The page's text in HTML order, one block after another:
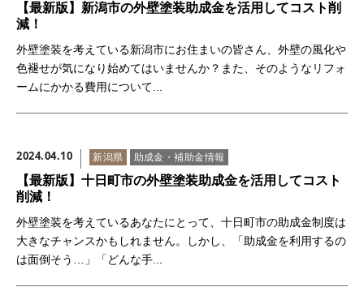
【最新版】新潟市の外壁塗装助成金を活用してコスト削
減！
外壁塗装を考えている新潟市にお住まいの皆さん、外壁の風化や
色褪せが気になり始めてはいませんか？また、そのようなリフォ
ームにかかる費用について...
2024.04.10 新潟県 助成金・補助金情報
【最新版】十日町市の外壁塗装助成金を活用してコスト
削減！
外壁塗装を考えているあなたにとって、十日町市の助成金制度は
大きなチャンスかもしれません。しかし、「助成金を利用するの
は面倒そう…」「どんな手...